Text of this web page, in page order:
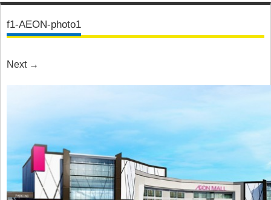
f1-AEON-photo1
Next →